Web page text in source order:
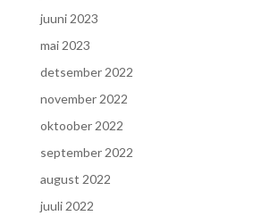
juuni 2023
mai 2023
detsember 2022
november 2022
oktoober 2022
september 2022
august 2022
juuli 2022